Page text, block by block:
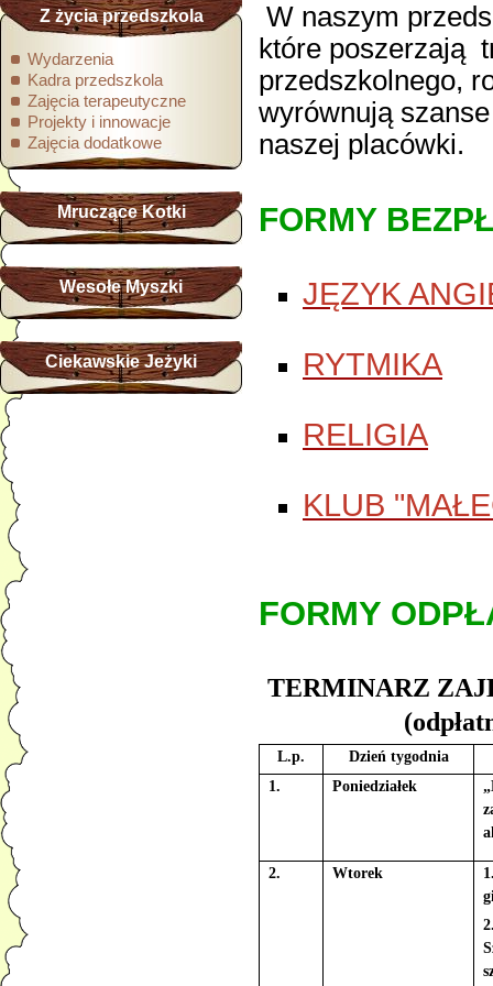
Z życia przedszkola
Wydarzenia
Kadra przedszkola
Zajęcia terapeutyczne
Projekty i innowacje
Zajęcia dodatkowe
Mruczące Kotki
Wesołe Myszki
Ciekawskie Jeżyki
W naszym
które poszerzają
przedszkolnego,
wyrównują
naszej placówki.
FORMY
JĘZYK
RYTMIKA
RELIGIA
KLUB
FORMY
TERMINARZ
L.p.
Dzień tygodnia
1.
Poniedziałek
2. Wtorek